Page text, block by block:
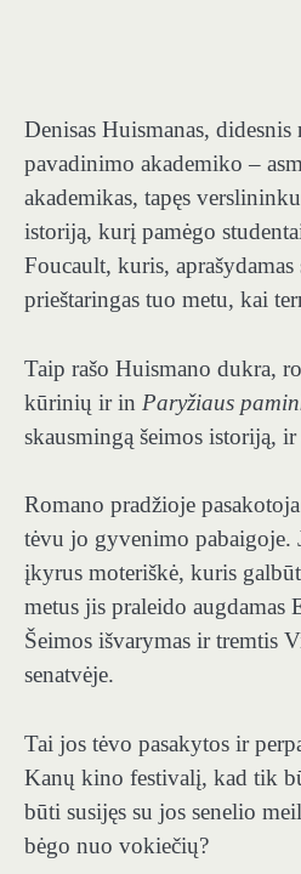
Denisas Huismanas,
pavadinimo akademiko –
akademikas, tapęs
istoriją, kurį pamėgo
Foucault, kuris,
prieštaringas tuo metu, kai
Taip rašo Huismano dukra,
kūrinių ir in Paryžiaus
skausmingą šeimos istoriją,
Romano pradžioje
tėvu jo gyvenimo pabaigoje.
įkyrus moteriškė, kuris
metus jis praleido augdamas
Šeimos išvarymas ir tremtis
senatvėje.
Tai jos tėvo pasakytos ir
Kanų kino festivalį, kad tik
būti susijęs su jos senelio
bėgo nuo vokiečių?